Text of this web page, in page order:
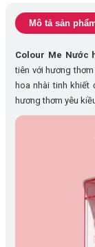
Mô tả sản
Colour Me Nước
tiên với hương
hoa nhài tinh
hương thơm yêu